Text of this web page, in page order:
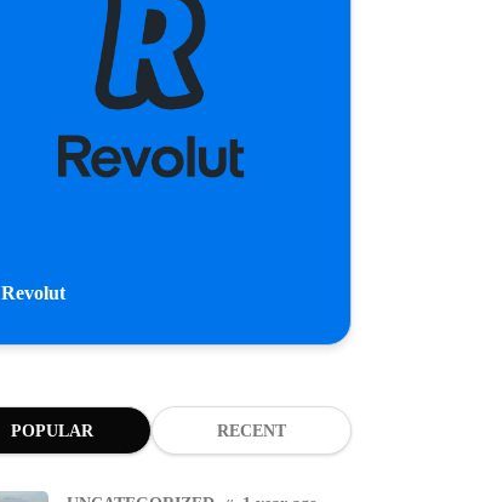
Revolut
POPULAR RECENT